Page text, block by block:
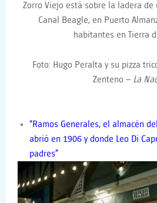
Zorro Viejo está sobre la ladera
Canal Beagle, en Puerto
habitantes en Tierra
Foto: Hugo Peralta y su pizza
Zenteno – La
“Ramos Generales, el almacén
abrió en 1906 y donde Leo Di
padres”